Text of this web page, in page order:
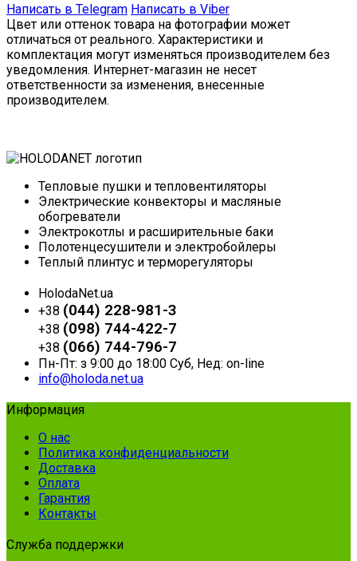
Написать в Telegram Написать в Viber
Цвет или оттенок товара на фотографии может
отличаться от реального. Характеристики и
комплектация могут изменяться производителем без
уведомления. Интернет-магазин не несет
ответственности за изменения, внесенные
производителем.
Тепловые пушки и тепловентиляторы
Электрические конвекторы и масляные
обогреватели
Электрокотлы и расширительные баки
Полотенцесушители и электробойлеры
Теплый плинтус и терморегуляторы
HolodaNet.ua
+38 (044) 228-981-3
+38 (098) 744-422-7
+38 (066) 744-796-7
Пн-Пт: з 9:00 до 18:00 Суб, Нед: on-line
info@holoda.net.ua
Информация
О нас
Политика конфиденциальности
Доставка
Оплата
Гарантия
Контакты
Служба поддержки